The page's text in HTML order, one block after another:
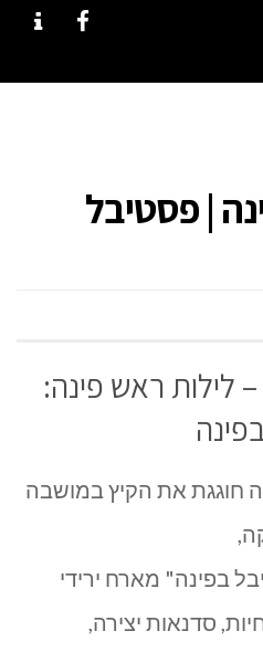
| פסטיבל
לילות ראש פינה:
חוגגת את הקיץ במושבה
בפינה" מארח ירידי
סדנאות יצירה,